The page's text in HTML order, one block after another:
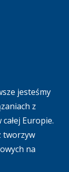
jesteśmy
z
Europie.
tworzyw
na